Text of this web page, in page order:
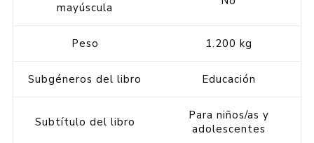
mayúscula
Peso 1.200 kg
Subgéneros del libro Educación
Subtítulo del libro
Para niños/as y
adolescentes